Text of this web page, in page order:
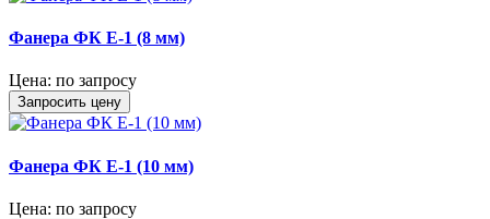
Фанера ФК Е-1 (8 мм)
Цена: по запросу
Запросить цену
Фанера ФК Е-1 (10 мм)
Цена: по запросу